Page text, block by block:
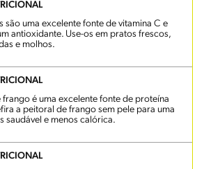
são uma excelente fonte de vitamina C e
antioxidante. Use-os em pratos frescos,
e molhos.
frango é uma excelente fonte de proteína
a peitoral de frango sem pele para uma
saudável e menos calórica.